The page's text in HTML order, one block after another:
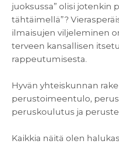
juoksussa” olisi jotenkin
tähtäimellä”?
ilmaisujen viljeleminen
terveen kansallisen
rappeutumisesta.
Hyvän yhteiskunnan
perustoimeentulo,
peruskoulutus ja
Kaikkia näitä olen